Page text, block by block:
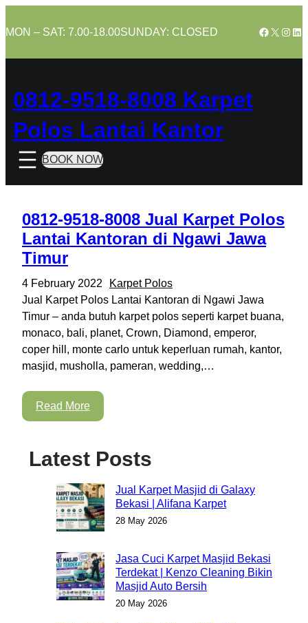
to
MON – SAT: 7.00-18.00SUNDAY: CLOSED Facebook
X
0812-9518-8008 Karpet
Polos Lantai Kantor
BOOK NOW
0812-9518-8008 Jual Karpet Polos
Lantai Kantoran di Ngawi Jawa
Timur
4 February 2022
Karpet Polos
Jual Karpet Polos Lantai Kantoran di Ngawi Jawa
Timur – anda butuh karpet polos seperti karpet buana,
monaco, bali, planet, Crown, Diamond, emperor,
coper hill, monte carlo untuk keperluan rumah, kantor,
masjid, musholla, pameran, wedding,…
Read More
Latest Posts
Jual Karpet Masjid di Galaxy
Bekasi | Alifana Karpet
28 May 2026
Jasa Cuci Karpet Masjid Bekasi
Terdekat | Kenzo Cleaning Bikin
Masjid Auto Bersih
20 May 2026